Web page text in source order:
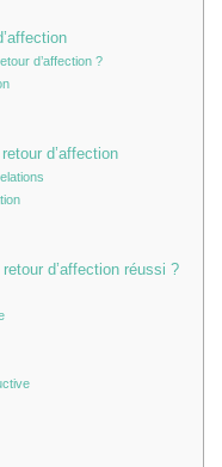
d’affection ?
d’affection
d’affection réussi ?